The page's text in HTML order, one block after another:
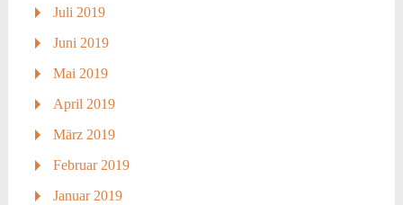
Juli 2019
Juni 2019
Mai 2019
April 2019
März 2019
Februar 2019
Januar 2019